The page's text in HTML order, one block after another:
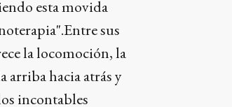
esta movida
sus
la locomoción, la
hacia atrás y
incontables